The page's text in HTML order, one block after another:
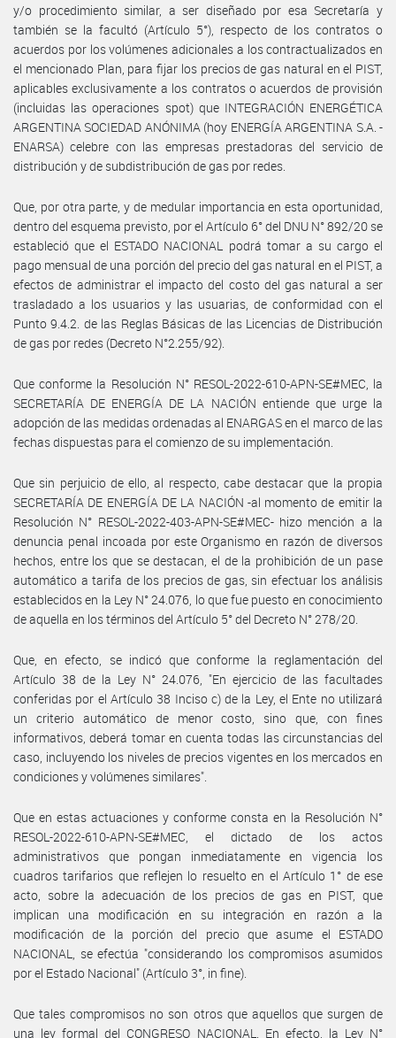
y/o procedimiento similar, a ser diseñado por esa Secretaría y
también se la facultó (Artículo 5°), respecto de los contratos o
acuerdos por los volúmenes adicionales a los contractualizados en
el mencionado Plan, para fijar los precios de gas natural en el PIST,
aplicables exclusivamente a los contratos o acuerdos de provisión
(incluidas las operaciones spot) que INTEGRACIÓN ENERGÉTICA
ARGENTINA SOCIEDAD ANÓNIMA (hoy ENERGÍA ARGENTINA S.A. -
ENARSA) celebre con las empresas prestadoras del servicio de
distribución y de subdistribución de gas por redes.
Que, por otra parte, y de medular importancia en esta oportunidad,
dentro del esquema previsto, por el Artículo 6° del DNU N° 892/20 se
estableció que el ESTADO NACIONAL podrá tomar a su cargo el
pago mensual de una porción del precio del gas natural en el PIST, a
efectos de administrar el impacto del costo del gas natural a ser
trasladado a los usuarios y las usuarias, de conformidad con el
Punto 9.4.2. de las Reglas Básicas de las Licencias de Distribución
de gas por redes (Decreto N°2.255/92).
Que conforme la Resolución N° RESOL-2022-610-APN-SE#MEC, la
SECRETARÍA DE ENERGÍA DE LA NACIÓN entiende que urge la
adopción de las medidas ordenadas al ENARGAS en el marco de las
fechas dispuestas para el comienzo de su implementación.
Que sin perjuicio de ello, al respecto, cabe destacar que la propia
SECRETARÍA DE ENERGÍA DE LA NACIÓN -al momento de emitir la
Resolución N° RESOL-2022-403-APN-SE#MEC- hizo mención a la
denuncia penal incoada por este Organismo en razón de diversos
hechos, entre los que se destacan, el de la prohibición de un pase
automático a tarifa de los precios de gas, sin efectuar los análisis
establecidos en la Ley N° 24.076, lo que fue puesto en conocimiento
de aquella en los términos del Artículo 5° del Decreto N° 278/20.
Que, en efecto, se indicó que conforme la reglamentación del
Artículo 38 de la Ley N° 24.076, "En ejercicio de las facultades
conferidas por el Artículo 38 Inciso c) de la Ley, el Ente no utilizará
un criterio automático de menor costo, sino que, con fines
informativos, deberá tomar en cuenta todas las circunstancias del
caso, incluyendo los niveles de precios vigentes en los mercados en
condiciones y volúmenes similares".
Que en estas actuaciones y conforme consta en la Resolución N°
RESOL-2022-610-APN-SE#MEC, el dictado de los actos
administrativos que pongan inmediatamente en vigencia los
cuadros tarifarios que reflejen lo resuelto en el Artículo 1° de ese
acto, sobre la adecuación de los precios de gas en PIST, que
implican una modificación en su integración en razón a la
modificación de la porción del precio que asume el ESTADO
NACIONAL, se efectúa "considerando los compromisos asumidos
por el Estado Nacional" (Artículo 3°, in fine).
Que tales compromisos no son otros que aquellos que surgen de
una ley formal del CONGRESO NACIONAL. En efecto, la Ley N°